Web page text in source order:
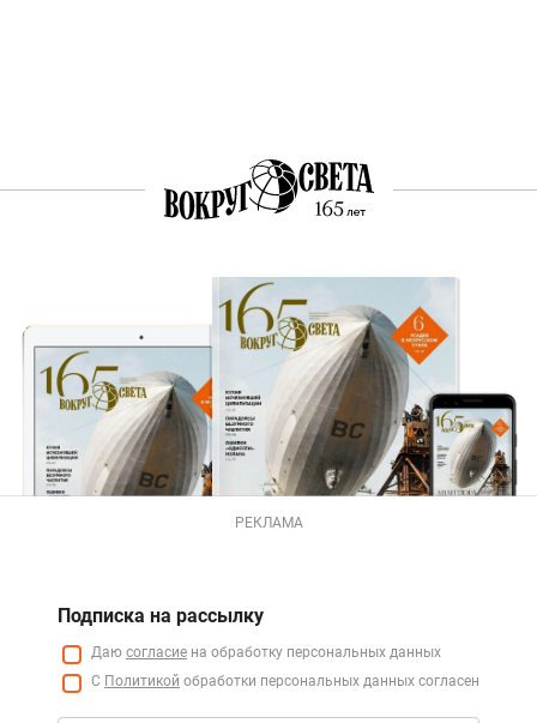
РЕКЛАМА
Подписка на рассылку
Даю согласие на обработку персональных данных
С Политикой обработки персональных данных согласен